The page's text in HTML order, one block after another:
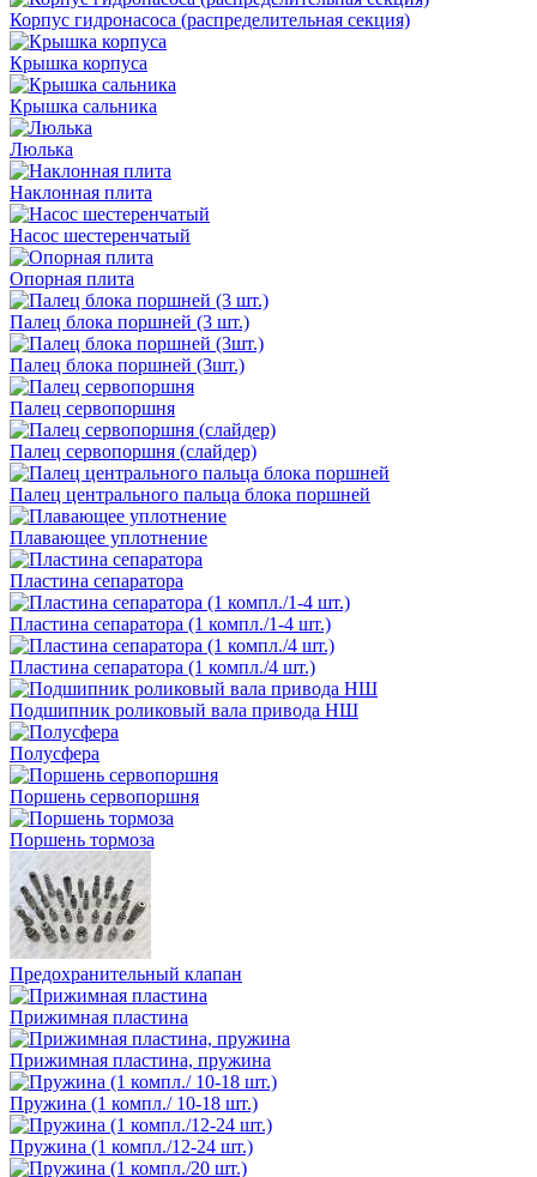
Корпус гидронасоса (распределительная секция)
Крышка корпуса
Крышка сальника
Люлька
Наклонная плита
Насос шестеренчатый
Опорная плита
Палец блока поршней (3 шт.)
Палец блока поршней (3шт.)
Палец сервопоршня
Палец сервопоршня (слайдер)
Палец центрального пальца блока поршней
Плавающее уплотнение
Пластина сепаратора
Пластина сепаратора (1 компл./1-4 шт.)
Пластина сепаратора (1 компл./4 шт.)
Подшипник роликовый вала привода НШ
Полусфера
Поршень сервопоршня
Поршень тормоза
Предохранительный клапан
Прижимная пластина
Прижимная пластина, пружина
Пружина (1 компл./ 10-18 шт.)
Пружина (1 компл./12-24 шт.)